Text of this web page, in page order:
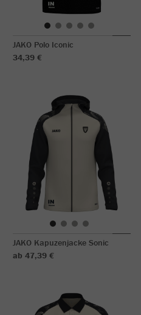
JAKO Polo Iconic
34,39 €
JAKO Kapuzenjacke Sonic
ab 47,39 €